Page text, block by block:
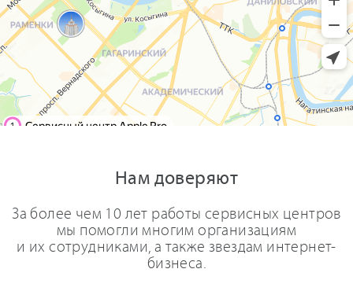
Нам доверяют
За более чем 10 лет работы сервисных центров
мы помогли многим организациям
и их сотрудниками, а также звездам интернет-
бизнеса.